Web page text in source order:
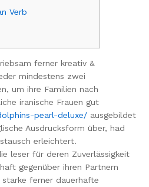
Verb
ferner kreativ &
mindestens zwei
um ihre Familien nach
iranische Frauen gut
pearl-deluxe/ ausgebildet
Ausdrucksform über, had
erleichtert.
leser für deren Zuverlässigkeit
gegenüber ihren Partnern
ferner dauerhafte